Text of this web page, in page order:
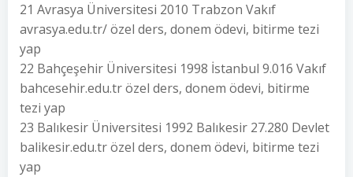
21 Avrasya Üniversitesi 2010 Trabzon Vakıf
avrasya.edu.tr/ özel ders, donem ödevi, bitirme tezi
yap
22 Bahçeşehir Üniversitesi 1998 İstanbul 9.016 Vakıf
bahcesehir.edu.tr özel ders, donem ödevi, bitirme
tezi yap
23 Balıkesir Üniversitesi 1992 Balıkesir 27.280 Devlet
balikesir.edu.tr özel ders, donem ödevi, bitirme tezi
yap